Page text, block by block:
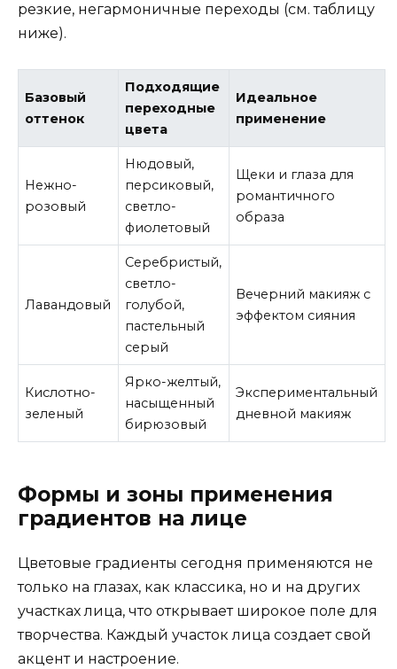
резкие, негармоничные переходы (см. таблицу
ниже).
Базовый
оттенок
Подходящие
переходные
цвета
Идеальное
применение
Нежно-
розовый
Нюдовый,
персиковый,
светло-
фиолетовый
Щеки и глаза для
романтичного
образа
Лавандовый
Серебристый,
светло-
голубой,
пастельный
серый
Вечерний макияж с
эффектом сияния
Кислотно-
зеленый
Ярко-желтый,
насыщенный
бирюзовый
Экспериментальный
дневной макияж
Формы и зоны применения
градиентов на лице
Цветовые градиенты сегодня применяются не
только на глазах, как классика, но и на других
участках лица, что открывает широкое поле для
творчества. Каждый участок лица создает свой
акцент и настроение.